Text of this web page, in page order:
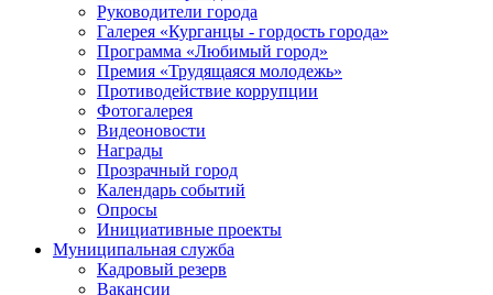
Руководители города
Галерея «Курганцы - гордость города»
Программа «Любимый город»
Премия «Трудящаяся молодежь»
Противодействие коррупции
Фотогалерея
Видеоновости
Награды
Прозрачный город
Календарь событий
Опросы
Инициативные проекты
Муниципальная служба
Кадровый резерв
Вакансии